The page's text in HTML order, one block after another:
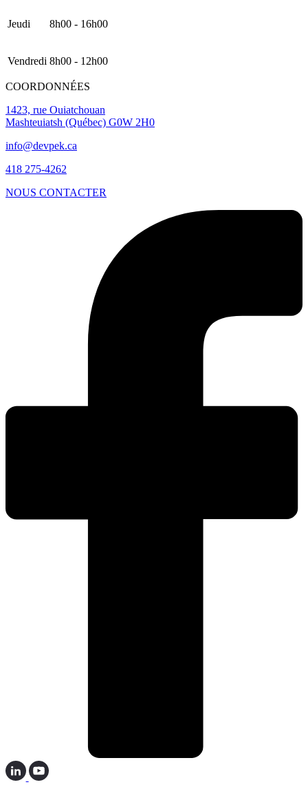
Jeudi 8h00 - 16h00
Vendredi 8h00 - 12h00
COORDONNÉES
1423, rue Ouiatchouan
Mashteuiatsh (Québec) G0W 2H0
info@devpek.ca
418 275-4262
NOUS CONTACTER